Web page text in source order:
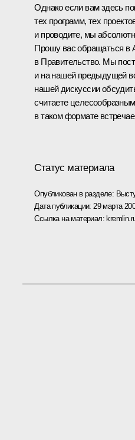
Однако если вам здесь
тех программ, тех
и проводите, мы
Прошу вас обращаться в
в Правительство. Мы
и на нашей предыдущей
нашей дискуссии
считаете
в таком формате
Статус материала
Опубликован в разделе:
Дата публикации: 29 марта
Ссылка на материал: